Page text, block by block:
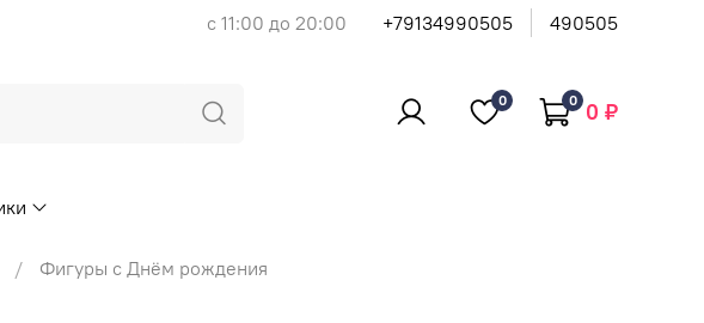
с 11:00 до 20:00 +79134990505 490505
0 0 0 ₽
Фигуры с Днём рождения